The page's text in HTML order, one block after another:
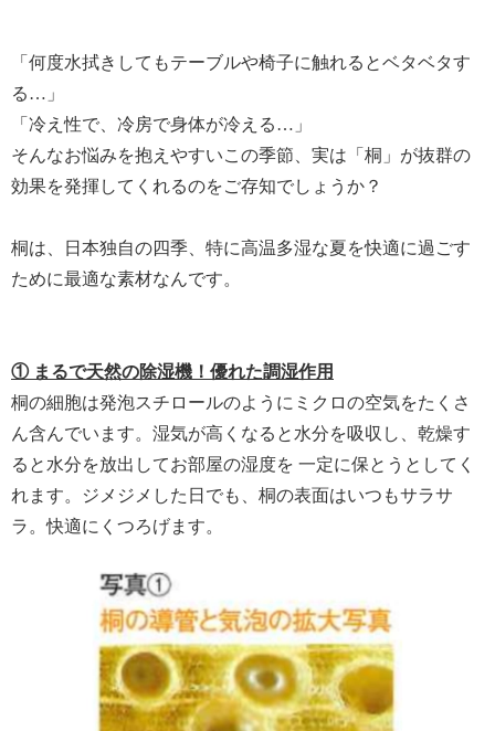
「何度水拭きしてもテーブルや椅子に触れるとベタベタす
る…」
「冷え性で、冷房で身体が冷える…」
そんなお悩みを抱えやすいこの季節、実は「桐」が抜群の
効果を発揮してくれるのをご存知でしょうか？
桐は、日本独自の四季、特に高温多湿な夏を快適に過ごす
ために最適な素材なんです。
① まるで天然の除湿機！優れた調湿作用
桐の細胞は発泡スチロールのようにミクロの空気をたくさ
ん含んでいます。湿気が高くなると水分を吸収し、乾燥す
ると水分を放出してお部屋の湿度を 一定に保とうとしてく
れます。ジメジメした日でも、桐の表面はいつもサラサ
ラ。快適にくつろげます。